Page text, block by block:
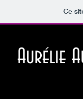
Ce
Aurélie